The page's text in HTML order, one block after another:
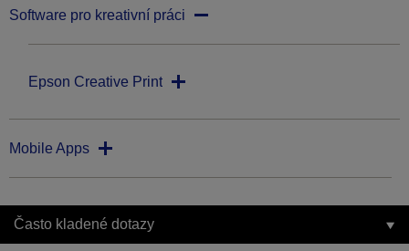
Software pro kreativní práci
Epson Creative Print
Mobile Apps
Často kladené dotazy